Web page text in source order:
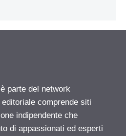
parte del network
comprende siti
indipendente che
di appassionati ed esperti